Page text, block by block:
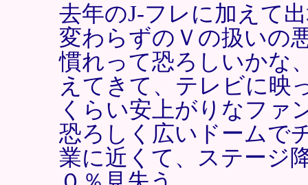
去年のJ-フレに加えて
変わらずのＶの扱いの
慣れって恐ろしいかな
えてきて、テレビに映
くらい安上がりなファ
恐ろしく広いドームで
業に近くて、ステージ